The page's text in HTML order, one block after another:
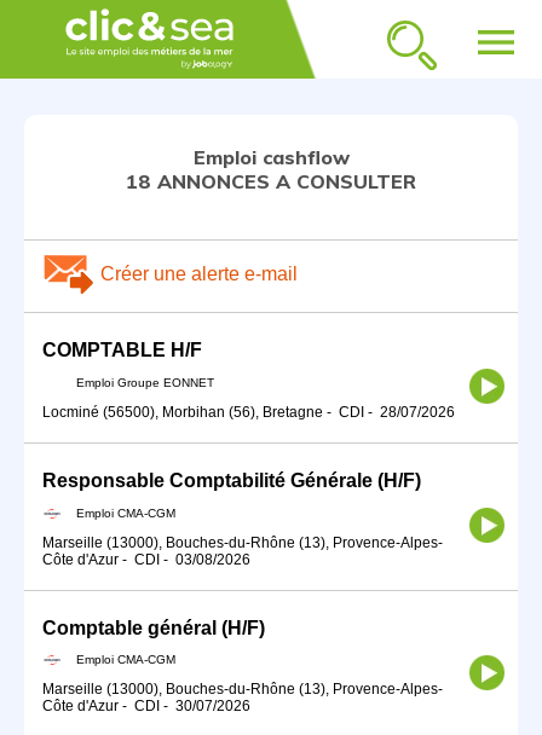
menu
Emploi cashflow
18 ANNONCES A CONSULTER
Créer une alerte e-mail
COMPTABLE H/F
Emploi Groupe EONNET
Locminé (56500), Morbihan (56), Bretagne - CDI - 28/07/2026
Responsable Comptabilité Générale (H/F)
Emploi CMA-CGM
Marseille (13000), Bouches-du-Rhône (13), Provence-Alpes-
Côte d'Azur - CDI - 03/08/2026
Comptable général (H/F)
Emploi CMA-CGM
Marseille (13000), Bouches-du-Rhône (13), Provence-Alpes-
Côte d'Azur - CDI - 30/07/2026